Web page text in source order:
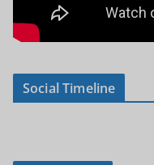
Social Timeline